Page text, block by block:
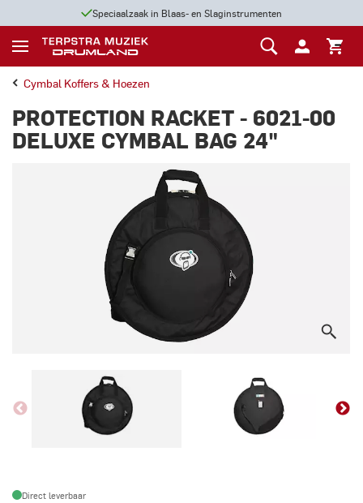
Speciaalzaak in Blaas- en Slaginstrumenten
Cymbal Koffers & Hoezen
PROTECTION RACKET - 6021-00
DELUXE CYMBAL BAG 24"
Direct leverbaar